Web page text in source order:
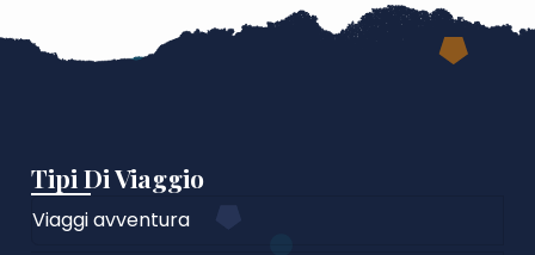
Tipi Di Viaggio
Viaggi avventura